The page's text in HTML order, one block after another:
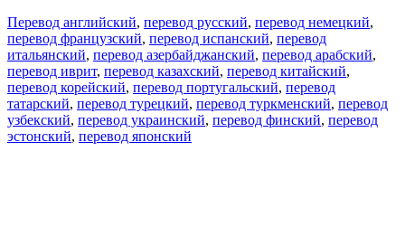
Перевод английский, перевод русский, перевод немецкий,
перевод французский, перевод испанский, перевод
итальянский, перевод азербайджанский, перевод арабский,
перевод иврит, перевод казахский, перевод китайский,
перевод корейский, перевод португальский, перевод
татарский, перевод турецкий, перевод туркменский, перевод
узбекский, перевод украинский, перевод финский, перевод
эстонский, перевод японский